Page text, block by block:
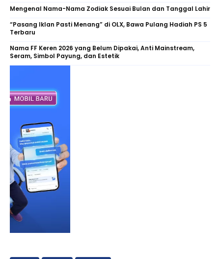
Mengenal Nama-Nama Zodiak Sesuai Bulan dan Tanggal Lahir
“Pasang Iklan Pasti Menang” di OLX, Bawa Pulang Hadiah PS 5
Terbaru
Nama FF Keren 2026 yang Belum Dipakai, Anti Mainstream,
Seram, Simbol Payung, dan Estetik